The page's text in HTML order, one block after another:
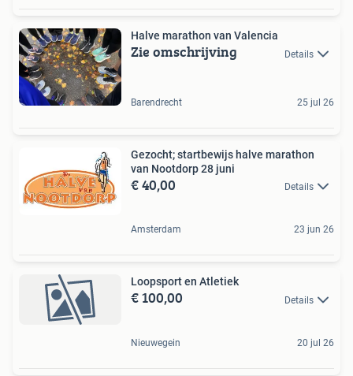
Halve marathon van Valencia
Zie omschrijving Details
Barendrecht 25 jul 26
Gezocht; startbewijs halve marathon
van Nootdorp 28 juni
€ 40,00 Details
Amsterdam 23 jun 26
Loopsport en Atletiek
€ 100,00 Details
Nieuwegein 20 jul 26